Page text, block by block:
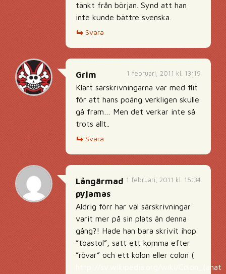
tänkt från början. Synd att han
inte kunde bättre svenska.
Svara
1 februari, 2011 kl. 13:19
Grim
Klart särskrivningarna var med flit
för att hans poäng verkligen skulle
gå fram… Men det verkar inte så
trots allt..
Svara
1 februari, 2011 kl. 15:34
Långärmad
pyjamas
Aldrig förr har väl särskrivningar
varit mer på sin plats än denna
gång?! Hade han bara skrivit ihop
”toastol”, satt ett komma efter
”rövar” och ett kolon eller colon (
http://sv.wikipedia.org/wiki/